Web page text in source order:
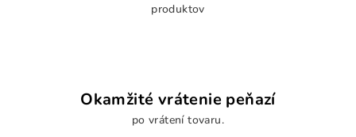
produktov
Okamžité vrátenie peňazí
po vrátení tovaru.